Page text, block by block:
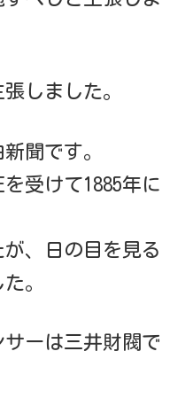
しました。
聞です。
受けて1885年に
、日の目を見る
。
ーは三井財閥で